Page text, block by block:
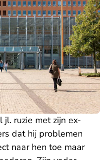
jl. ruzie met zijn ex-
dat hij problemen
naar hen toe maar